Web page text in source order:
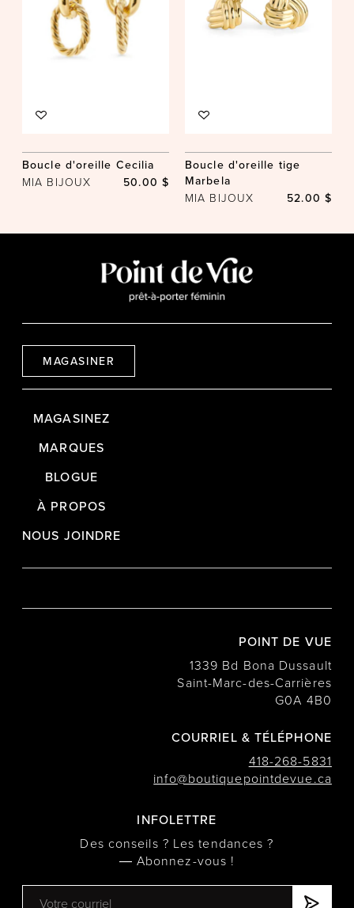
Boucle d'oreille Cecilia
MIA BIJOUX 50.00 $
Boucle d'oreille tige
Marbela
MIA BIJOUX 52.00 $
MAGASINER
MAGASINEZ
MARQUES
BLOGUE
À PROPOS
NOUS JOINDRE
POINT DE VUE
1339 Bd Bona Dussault
Saint-Marc-des-Carrières
G0A 4B0
COURRIEL & TÉLÉPHONE
418-268-5831
info@boutiquepointdevue.ca
INFOLETTRE
Des conseils ? Les tendances ?
― Abonnez-vous !